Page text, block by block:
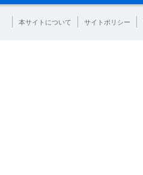
本サイトについて サイトポリシー